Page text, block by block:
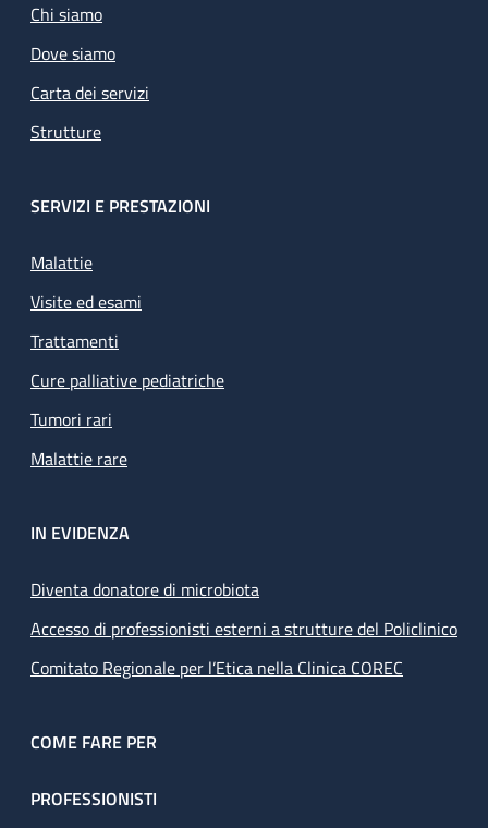
Chi siamo
Dove siamo
Carta dei servizi
Strutture
SERVIZI E PRESTAZIONI
Malattie
Visite ed esami
Trattamenti
Cure palliative pediatriche
Tumori rari
Malattie rare
IN EVIDENZA
Diventa donatore di microbiota
Accesso di professionisti esterni a strutture del Policlinico
Comitato Regionale per l’Etica nella Clinica COREC
COME FARE PER
PROFESSIONISTI